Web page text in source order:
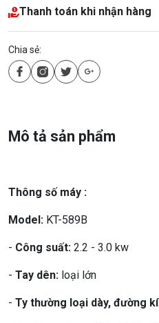
Thanh toán khi nhận hàng
Chia sẻ:
Mô tả sản phẩm
Thông số máy :
Model: KT-589B
- Công suất: 2.2 - 3.0 kw
- Tay dên: loại lớn
- Ty thường loại dày, đường